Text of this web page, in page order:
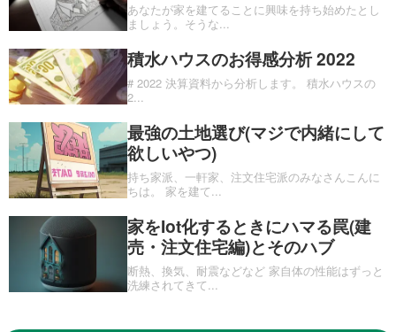
あなたが家を建てることに興味を持ち始めたとし
ましょう。そうな...
積水ハウスのお得感分析 2022
# 2022 決算資料から分析します。 積水ハウスの
2...
最強の土地選び(マジで内緒にして
欲しいやつ)
持ち家派、一軒家、注文住宅派のみなさんこんに
ちは。 家を建て...
家をIot化するときにハマる罠(建
売・注文住宅編)とそのハブ
断熱、換気、耐震などなど 家自体の性能はずっと
洗練されてきて...